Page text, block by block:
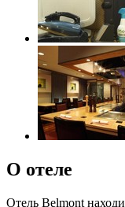
О отеле
Отель Belmont